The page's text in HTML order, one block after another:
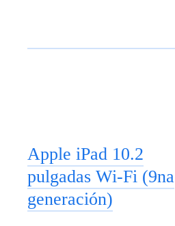
Apple iPad 10.2
pulgadas Wi-Fi (9na
generación)